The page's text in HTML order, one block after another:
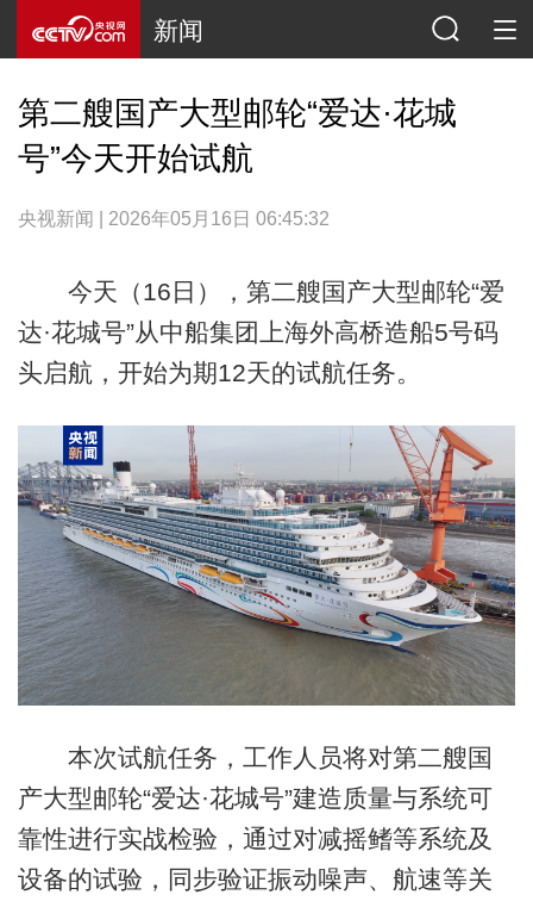
新闻
第二艘国产大型邮轮“爱达·花城
号”今天开始试航
央视新闻 | 2026年05月16日 06:45:32
今天（16日），第二艘国产大型邮轮“爱
达·花城号”从中船集团上海外高桥造船5号码
头启航，开始为期12天的试航任务。
本次试航任务，工作人员将对第二艘国
产大型邮轮“爱达·花城号”建造质量与系统可
靠性进行实战检验，通过对减摇鳍等系统及
设备的试验，同步验证振动噪声、航速等关